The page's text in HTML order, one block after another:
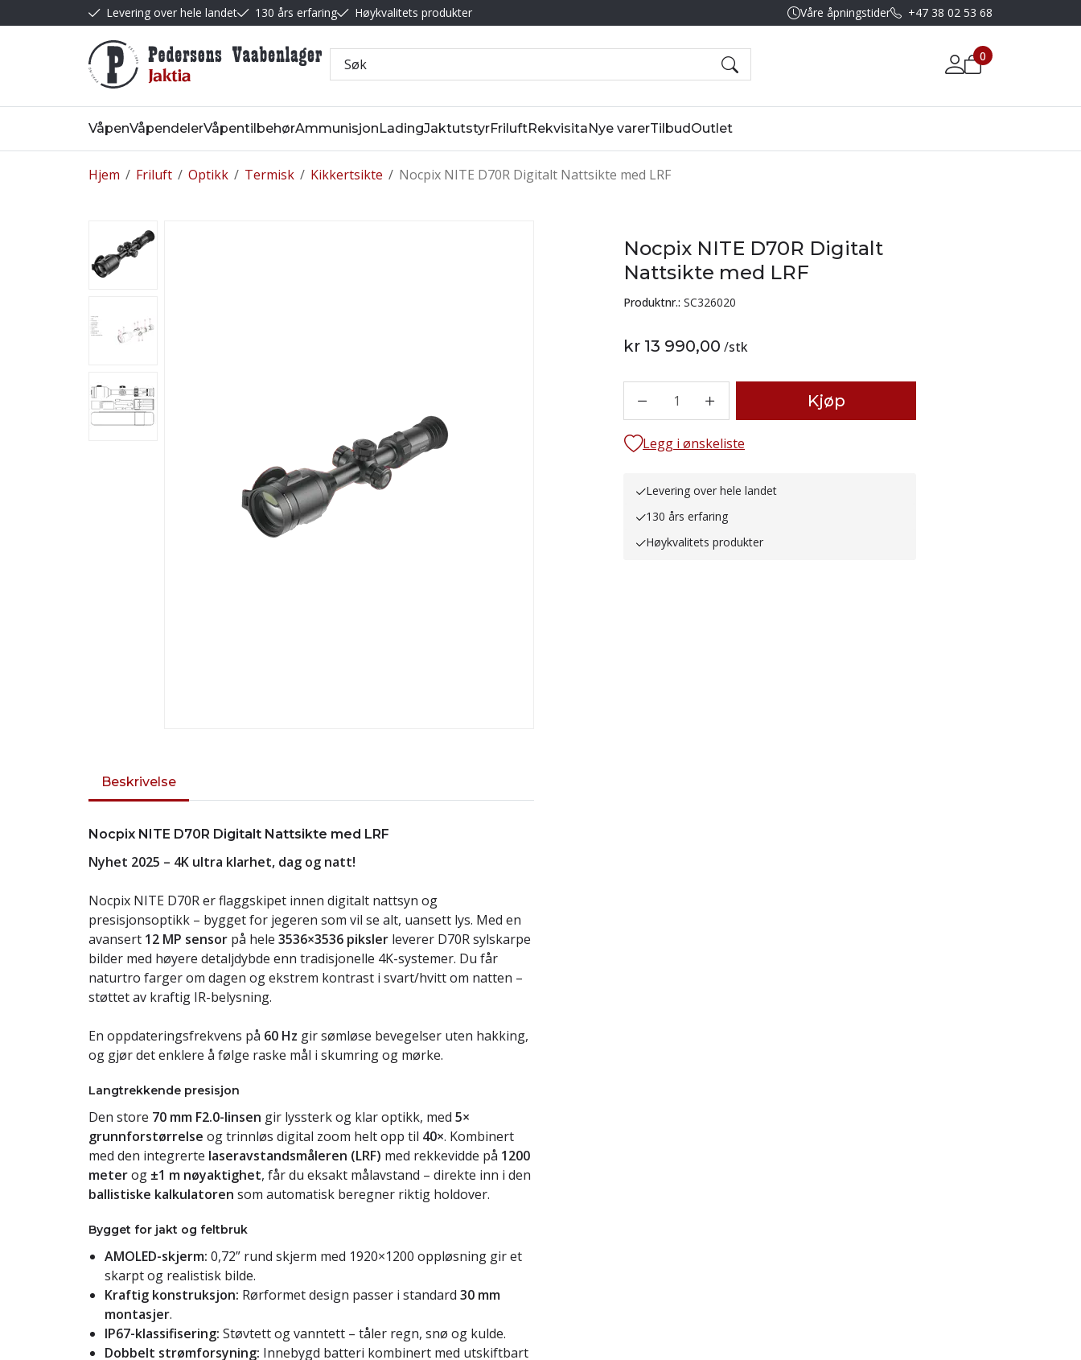
Levering over hele landet 130 års erfaring Høykvalitets produkter Våre åpningstider +47 38 02 53 68
0
VåpenVåpendelerVåpentilbehørAmmunisjonLadingJaktutstyrFriluftRekvisitaNye varerTilbudOutlet
/
Hjem /
Friluft /
Optikk /
Termisk /
Kikkertsikte Nocpix NITE D70R Digitalt Nattsikte med LRF
Nocpix NITE D70R Digitalt
Nattsikte med LRF
Produktnr.: SC326020
kr 13 990,00 /stk
1 Kjøp
Legg i ønskeliste
Levering over hele landet
130 års erfaring
Høykvalitets produkter
Beskrivelse
Nocpix NITE D70R Digitalt Nattsikte med LRF
Nyhet 2025 – 4K ultra klarhet, dag og natt!
Nocpix NITE D70R er flaggskipet innen digitalt nattsyn og
presisjonsoptikk – bygget for jegeren som vil se alt, uansett lys. Med en
avansert 12 MP sensor på hele 3536×3536 piksler leverer D70R sylskarpe
bilder med høyere detaljdybde enn tradisjonelle 4K-systemer. Du får
naturtro farger om dagen og ekstrem kontrast i svart/hvitt om natten –
støttet av kraftig IR-belysning.
En oppdateringsfrekvens på 60 Hz gir sømløse bevegelser uten hakking,
og gjør det enklere å følge raske mål i skumring og mørke.
Langtrekkende presisjon
Den store 70 mm F2.0-linsen gir lyssterk og klar optikk, med 5×
grunnforstørrelse og trinnløs digital zoom helt opp til 40×. Kombinert
med den integrerte laseravstandsmåleren (LRF) med rekkevidde på 1200
meterog ±1 m nøyaktighet, får du eksakt målavstand – direkte inn i den
ballistiske kalkulatoren som automatisk beregner riktig holdover.
Bygget for jakt og feltbruk
AMOLED-skjerm: 0,72” rund skjerm med 1920×1200 oppløsning gir et
skarpt og realistisk bilde.
Kraftig konstruksjon: Rørformet design passer i standard 30 mm
montasjer.
IP67-klassifisering: Støvtett og vanntett – tåler regn, snø og kulde.
Dobbelt strømforsyning: Innebygd batteri kombinert med utskiftbart